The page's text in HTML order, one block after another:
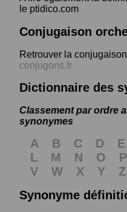
le ptidico.com
Conjugaison
Retrouver la
conjugons.fr
Dictionnaire des
Classement par ordre
synonymes
A B C D E
L
M N O P
V
W X Y
Z
Synonyme